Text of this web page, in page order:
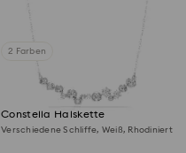
2 Farben
Constella Halskette
Verschiedene Schliffe, Weiß, Rhodiniert